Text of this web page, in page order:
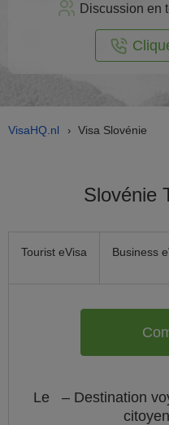
Discussion en
VisaHQ.nl › Visa Slovénie
Slovénie
Tourist eVisa Business
Le
– Destination